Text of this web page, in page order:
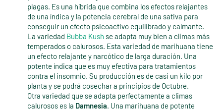
plagas. Es una híbrida que combina los efectos relajantes
de una índica y la potencia cerebral de una sativa para
conseguir un efecto psicoactivo equilibrado y calmante.
La variedad Bubba Kush se adapta muy bien a climas más
temperados o calurosos. Esta variedad de marihuana tiene
un efecto relajante y narcótico de larga duración. Una
potente índica que es muy efectiva para tratamientos
contra el insomnio. Su producción es de casi un kilo por
planta y se podrá cosechar a principios de Octubre.
Otra variedad que se adapta perfectamente a climas
calurosos es la Damnesia. Una marihuana de potente